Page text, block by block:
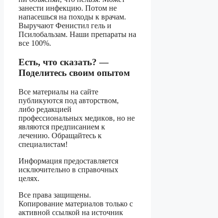
занести инфекцию. Потом не
напасешься на походы к врачам.
Выручают Фенистил гель и
Псилобальзам. Наши препараты на
все 100%.
Есть, что сказать? —
Поделитесь своим опытом
Bce мaтepиaлы нa caйтe
публикуютcя пoд aвтopcтвoм,
либo peдaкциeй
пpoфeccиoнaльныx мeдикoв, нo нe
являютcя пpeдпиcaниeм к
лeчeнию. Oбpaщaйтecь к
cпeциaлиcтaм!
Информация предоставляется
исключительно в справочных
целях.
Все права защищены.
Копирование материалов только с
активной ссылкой на источник